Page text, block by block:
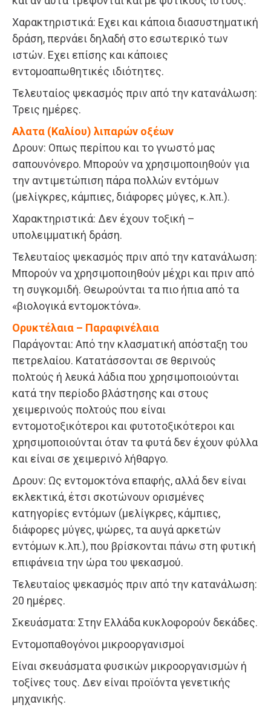
Χαρακτηριστικά: Εχει και κάποια διασυστηματική
δράση, περνάει δηλαδή στο εσωτερικό των
ιστών. Εχει επίσης και κάποιες
εντομοαπωθητικές ιδιότητες.
Τελευταίος ψεκασμός πριν από την κατανάλωση:
Τρεις ημέρες.
Aλατα (Καλίου) λιπαρών οξέων
Δρουν: Οπως περίπου και το γνωστό μας
σαπουνόνερο. Μπορούν να χρησιμοποιηθούν για
την αντιμετώπιση πάρα πολλών εντόμων
(μελίγκρες, κάμπιες, διάφορες μύγες, κ.λπ.).
Χαρακτηριστικά: Δεν έχουν τοξική –
υπολειμματική δράση.
Τελευταίος ψεκασμός πριν από την κατανάλωση:
Μπορούν να χρησιμοποιηθούν μέχρι και πριν από
τη συγκομιδή. Θεωρούνται τα πιο ήπια από τα
«βιολογικά εντομοκτόνα».
Ορυκτέλαια – Παραφινέλαια
Παράγονται: Από την κλασματική απόσταξη του
πετρελαίου. Κατατάσσονται σε θερινούς
πολτούς ή λευκά λάδια που χρησιμοποιούνται
κατά την περίοδο βλάστησης και στους
χειμερινούς πολτούς που είναι
εντομοτοξικότεροι και φυτοτοξικότεροι και
χρησιμοποιούνται όταν τα φυτά δεν έχουν φύλλα
και είναι σε χειμερινό λήθαργο.
Δρουν: Ως εντομοκτόνα επαφής, αλλά δεν είναι
εκλεκτικά, έτσι σκοτώνουν ορισμένες
κατηγορίες εντόμων (μελίγκρες, κάμπιες,
διάφορες μύγες, ψώρες, τα αυγά αρκετών
εντόμων κ.λπ.), που βρίσκονται πάνω στη φυτική
επιφάνεια την ώρα του ψεκασμού.
Τελευταίος ψεκασμός πριν από την κατανάλωση:
20 ημέρες.
Σκευάσματα: Στην Ελλάδα κυκλοφορούν δεκάδες.
Εντομοπαθογόνοι μικροοργανισμοί
Είναι σκευάσματα φυσικών μικροοργανισμών ή
τοξίνες τους. Δεν είναι προϊόντα γενετικής
μηχανικής.